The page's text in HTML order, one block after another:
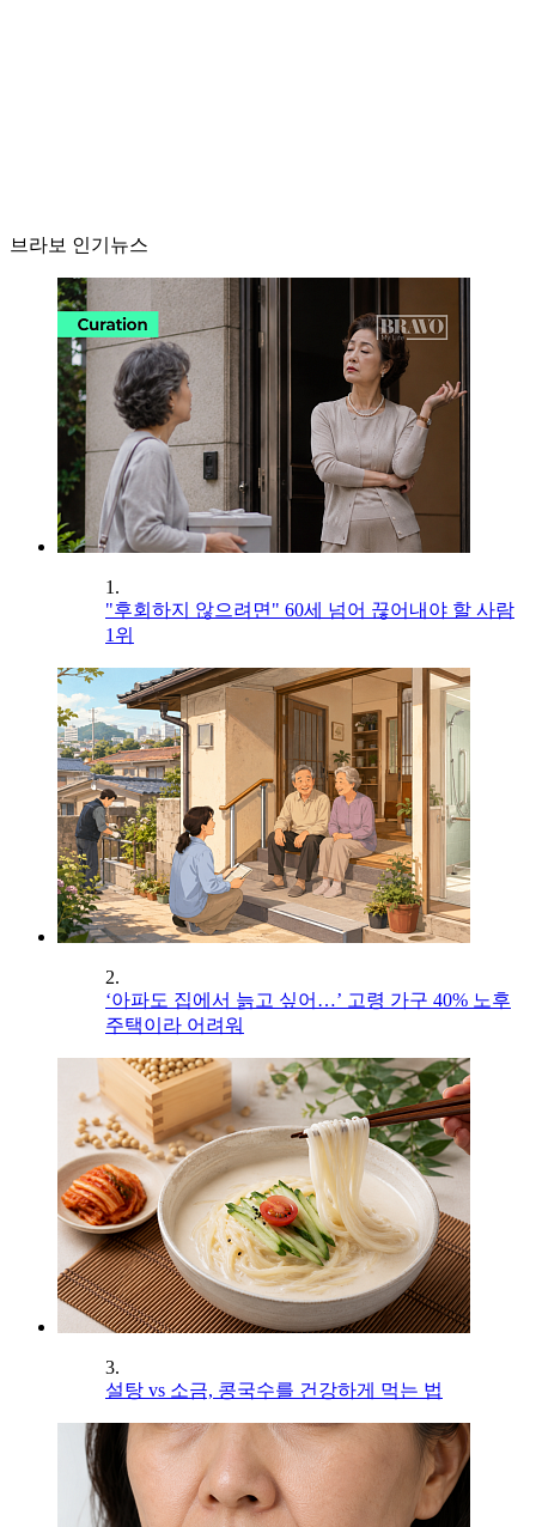
브라보 인기뉴스
1.
"후회하지 않으려면" 60세 넘어 끊어내야 할 사람
1위
2.
‘아파도 집에서 늙고 싶어…’ 고령 가구 40% 노후
주택이라 어려워
3.
설탕 vs 소금, 콩국수를 건강하게 먹는 법